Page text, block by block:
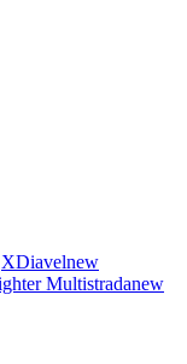
XDiavelnew
Multistradanew